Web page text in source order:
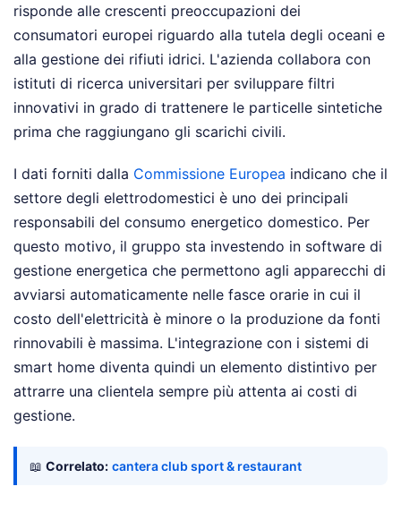
risponde alle crescenti preoccupazioni dei
consumatori europei riguardo alla tutela degli oceani e
alla gestione dei rifiuti idrici. L'azienda collabora con
istituti di ricerca universitari per sviluppare filtri
innovativi in grado di trattenere le particelle sintetiche
prima che raggiungano gli scarichi civili.
I dati forniti dalla Commissione Europea indicano che il
settore degli elettrodomestici è uno dei principali
responsabili del consumo energetico domestico. Per
questo motivo, il gruppo sta investendo in software di
gestione energetica che permettono agli apparecchi di
avviarsi automaticamente nelle fasce orarie in cui il
costo dell'elettricità è minore o la produzione da fonti
rinnovabili è massima. L'integrazione con i sistemi di
smart home diventa quindi un elemento distintivo per
attrarre una clientela sempre più attenta ai costi di
gestione.
📖 Correlato: cantera club sport & restaurant